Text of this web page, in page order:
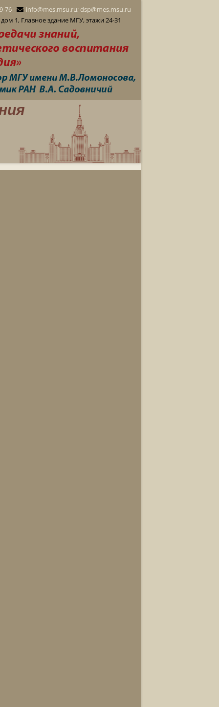
76
info@mes.msu.ru; dsp@mes.msu.ru
1, Главное здание МГУ, этажи 24-31